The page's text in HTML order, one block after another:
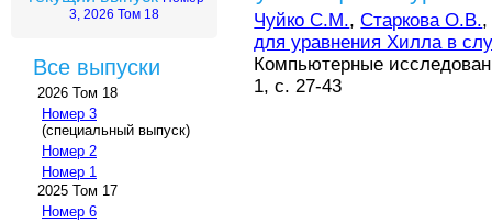
3, 2026 Том 18
Все выпуски
2026 Том 18
Номер 3
(специальный выпуск)
Номер 2
Номер 1
2025 Том 17
Номер 6
Чуйко С.М.,Старкова О.В.
для уравнения Хилла в
Компьютерные
1, с. 27-43